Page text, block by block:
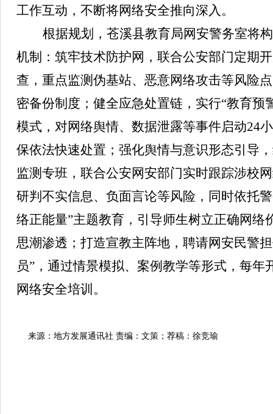
工作互动，不断将网络安全推向深入。
根据规划，苍溪县教育局网安警务室将
机制：筑牢技术防护网，联合公安部门定期
查，重点监测伪基站、恶意网络攻击等风险
密备份制度；健全应急处置链，实行“教育预
模式，对网络舆情、数据泄露等事件启动24
保依法快速处置；强化舆情与意识形态引导
监测专班，联合公安网安部门实时跟踪涉校
研判不实信息、负面言论等风险，同时依托
络正能量”主题教育，引导师生树立正确网络
思潮渗透；打造宣教主阵地，聘请网安民警
员”，通过情景模拟、案例教学等形式，每年
网络安全培训。
来源：地方发展通讯社 责编：文策；荐稿：徐竞瑜